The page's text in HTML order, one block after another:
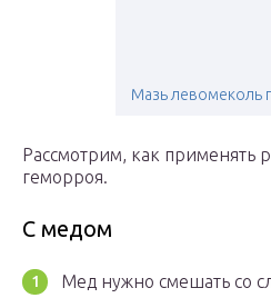
Мазь левомеколь
Рассмотрим, как применять
геморроя.
С медом
Мед нужно смешать со